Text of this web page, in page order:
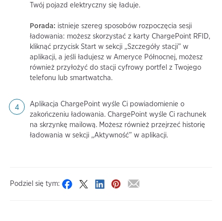
Twój pojazd elektryczny się ładuje.
Porada: istnieje szereg sposobów rozpoczęcia sesji
ładowania: możesz skorzystać z karty ChargePoint RFID,
kliknąć przycisk Start w sekcji „Szczegóły stacji” w
aplikacji, a jeśli ładujesz w Ameryce Północnej, możesz
również przyłożyć do stacji cyfrowy portfel z Twojego
telefonu lub smartwatcha.
Aplikacja ChargePoint wyśle Ci powiadomienie o
zakończeniu ładowania. ChargePoint wyśle Ci rachunek
na skrzynkę mailową. Możesz również przejrzeć historię
ładowania w sekcji „Aktywność” w aplikacji.
Podziel się tym: